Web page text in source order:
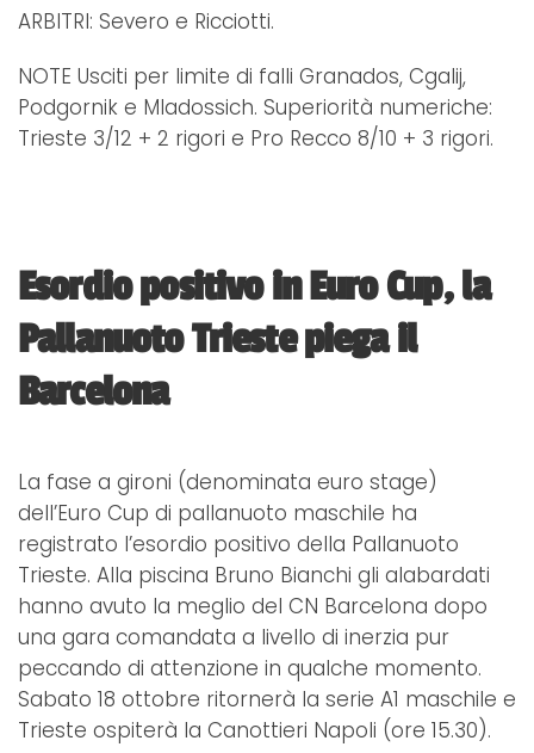
ARBITRI: Severo e Ricciotti.
NOTE Usciti per limite di falli Granados, Cgalij,
Podgornik e Mladossich. Superiorità numeriche:
Trieste 3/12 + 2 rigori e Pro Recco 8/10 + 3 rigori.
Esordio positivo in Euro Cup, la
Pallanuoto Trieste piega il
Barcelona
La fase a gironi (denominata euro stage)
dell’Euro Cup di pallanuoto maschile ha
registrato l’esordio positivo della Pallanuoto
Trieste. Alla piscina Bruno Bianchi gli alabardati
hanno avuto la meglio del CN Barcelona dopo
una gara comandata a livello di inerzia pur
peccando di attenzione in qualche momento.
Sabato 18 ottobre ritornerà la serie A1 maschile e
Trieste ospiterà la Canottieri Napoli (ore 15.30).